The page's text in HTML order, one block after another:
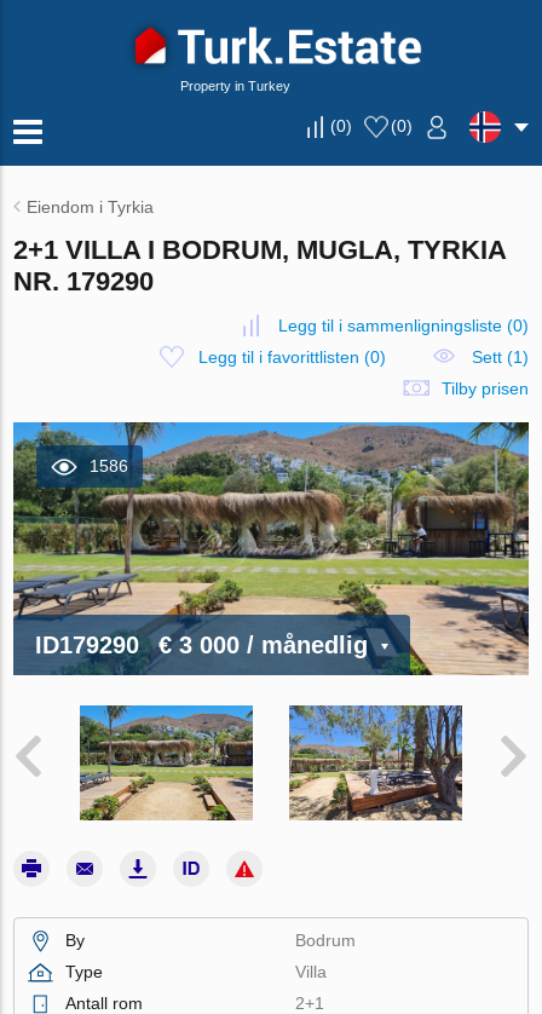
Property in Turkey
(0) (0)
Eiendom i Tyrkia
2+1 VILLA I BODRUM, MUGLA, TYRKIA
NR. 179290
Legg til i sammenligningsliste(0)
Legg til i favorittlisten (0)
Sett (1)
Tilby prisen
1586
ID179290 € 3 000/ månedlig
By
Bodrum
Type
Villa
Antall rom
2+1